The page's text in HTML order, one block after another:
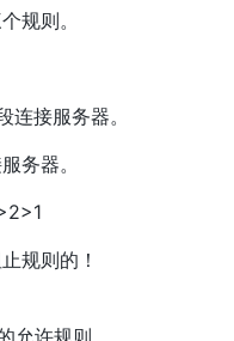
规则。
接服务器。
务器。
规则的！
允许规则